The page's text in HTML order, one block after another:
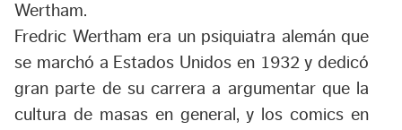
Wertham.
Fredric Wertham era un psiquiatra alemán que
se marchó a Estados Unidos en 1932 y dedicó
gran parte de su carrera a argumentar que la
cultura de masas en general, y los comics en